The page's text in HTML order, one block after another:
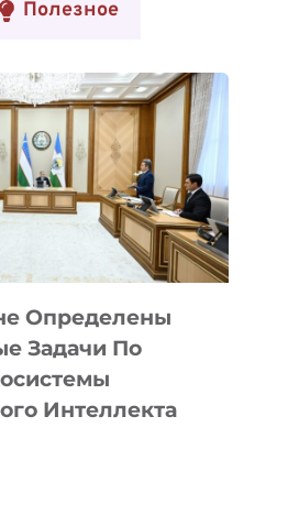
Полезное
Определены
Задачи По
Интеллекта